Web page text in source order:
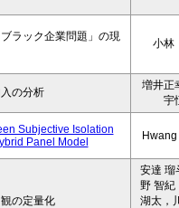
ラック企業問題」の現
小
の分析
増井正
宇
Subjective Isolation
Panel Model
の定量化
安達 瑠
野 智紀
湖太，